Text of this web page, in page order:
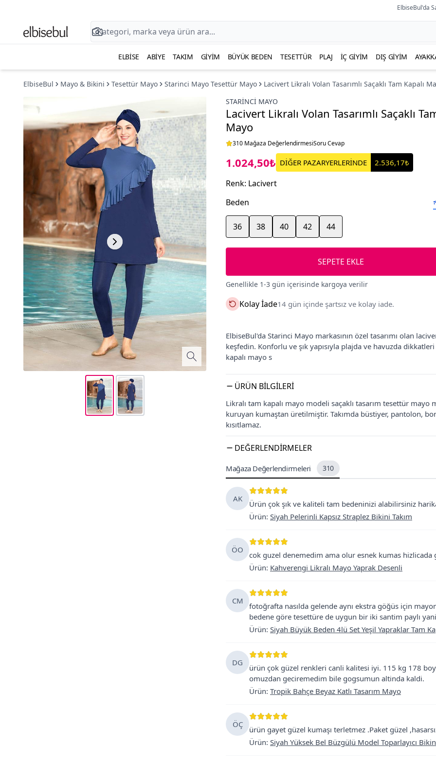
ElbiseBul'da
ELBISE ABIYE TAKIM GIYIM BÜYÜK BEDEN TESETTÜR PLAJ İÇ GIYIM DIŞ GIYIM
ElbiseBul Mayo & Bikini Tesettür Mayo Starinci Mayo Tesettür Mayo
Lacivert Likralı Volan Tasarımlı Saçaklı Tam Kapalı
STARINCI MAYO
Lacivert Likralı Volan Tasarımlı Saçaklı
Mayo
310 Mağaza DeğerlendirmesiSoru Cevap
1.024,50₺ DİĞER PAZARYERLERİNDE 2.536,17₺
Renk: Lacivert
Beden
36 38 40 42 44
SEPETE EKLE
Genellikle 1-3 gün içerisinde kargoya verilir
Kolay İade14 gün içinde şartsız ve kolay iade.
ElbiseBul'da Starinci Mayo markasının özel tasarımı olan
keşfedin. Konforlu ve şık yapısıyla plajda ve havuzda
kapalı mayo s
ÜRÜN BILGILERI
Likralı tam kapalı mayo modeli saçaklı tasarım tesettür
kuruyan kumaştan üretilmiştir. Takımda büstiyer, pantolon,
kısıtlamaz.
DEĞERLENDIRMELER
Mağaza Değerlendirmeleri 310
AK
Ürün çok şık ve kaliteli tam bedeninizi alabilirsiniz
Ürün: Siyah Pelerinli Kapsız Straplez Bikini Takım
ÖO
cok guzel denemedim ama olur esnek kumas
Ürün: Kahverengi Likralı Mayo Yaprak Desenli
CM
fotoğrafta nasılda gelende aynı ekstra göğüs için
bedene göre tesettüre de uygun bir iki santim paylı
Ürün: Siyah Büyük Beden 4lü Set Yeşil Yapraklar Tam
DG
ürün çok güzel renkleri canli kalitesi iyi. 115 kg 178
omuzdan geciremedim bile gogsumun altinda kaldi.
Ürün: Tropik Bahçe Beyaz Katlı Tasarım Mayo
ÖÇ
ürün gayet güzel kumaşı terletmez .Paket güzel
Ürün: Siyah Yüksek Bel Büzgülü Model Toparlayıcı